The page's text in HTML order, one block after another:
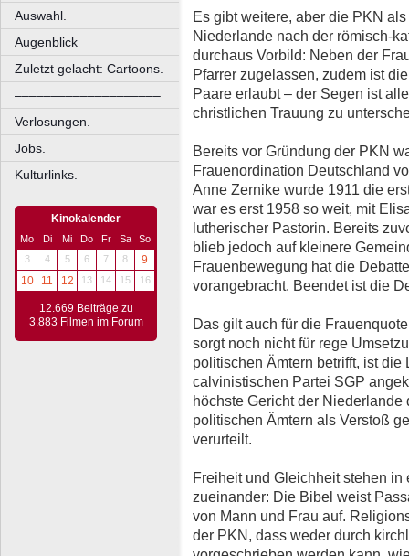
Auswahl.
Augenblick
Zuletzt gelacht: Cartoons.
––––––––––––––––––––
Verlosungen.
Jobs.
Kulturlinks.
Kinokalender
Mo Di Mi Do Fr Sa
So
3
4 5 6 7 8
9
10
11 12 13 14 15 16
12.669 Beiträge zu
3.883 Filmen im Forum
Es gibt weitere, aber die PKN
Niederlande nach der römisch-
durchaus Vorbild: Neben der
Pfarrer zugelassen, zudem ist
Paare erlaubt – der Segen ist
christlichen Trauung zu
Bereits vor Gründung der PKN
Frauenordination Deutschland
Anne Zernike wurde 1911 die
war es erst 1958 so weit, mit
lutherischer Pastorin. Bereits
blieb jedoch auf kleinere
Frauenbewegung hat die
vorangebracht. Beendet ist die
Das gilt auch für die
sorgt noch nicht für rege
politischen Ämtern betrifft, ist
calvinistischen Partei SGP
höchste Gericht der
politischen Ämtern als Verstoß
verurteilt.
Freiheit und Gleichheit stehen
zueinander: Die Bibel weist
von Mann und Frau auf.
der PKN, dass weder durch